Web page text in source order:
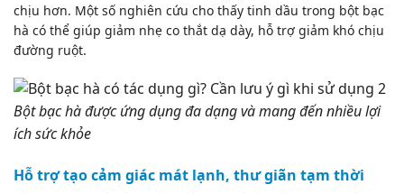
chịu hơn. Một số nghiên cứu cho thấy tinh dầu trong bột bạc
hà có thể giúp giảm nhẹ co thắt dạ dày, hỗ trợ giảm khó chịu
đường ruột.
Bột bạc hà được ứng dụng đa dạng và mang đến nhiều lợi
ích sức khỏe
Hỗ trợ tạo cảm giác mát lạnh, thư giãn tạm thời